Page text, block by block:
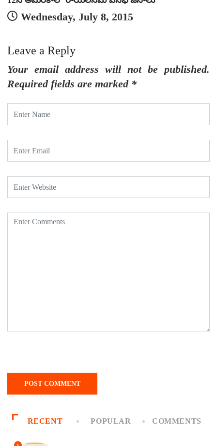
Wednesday, July 8, 2015
Leave a Reply
Your email address will not be published.
Required fields are marked *
RECENT POPULAR COMMENTS